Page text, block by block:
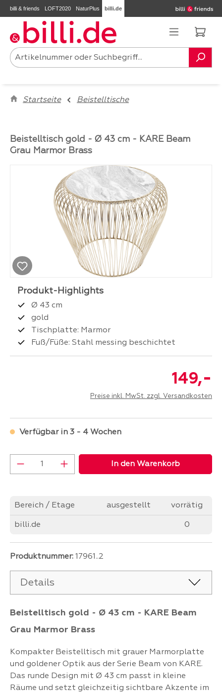
Zum Hauptinhalt springen
billi & friends LOFT2020 NaturPlus billi.de
Startseite Beistelltische
Bildergalerie überspringen
Beistelltisch gold - Ø 43 cm - KARE Beam
Grau Marmor Brass
Ø 43 cm
gold
Tischplatte: Marmor
Fuß/Füße: Stahl messing beschichtet
149,-
Preise inkl. MwSt. zzgl. Versandkosten
Verfügbar in 3 - 4 Wochen
Produkt Anzahl: Gib den gewünschten
In den Warenkorb
Bereich / Etage ausgestellt vorrätig
billi.de 0
Produktnummer: 17961..2
Details
Beistelltisch gold - Ø 43 cm - KARE Beam
Grau Marmor Brass
Kompakter Beistelltisch mit grauer Marmorplatte
und goldener Optik aus der Serie Beam von KARE.
Das runde Design mit Ø 43 cm passt in kleine
Räume und setzt gleichzeitig sichtbare Akzente im